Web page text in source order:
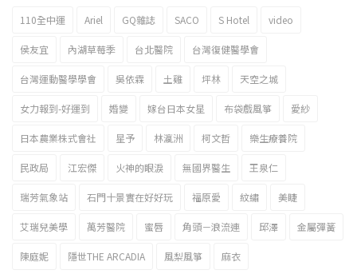
2023新北市北海岸國際風箏節「風在石起」霸氣回歸
110全中運 Ariel GQ雜誌 SACO S Hotel video
侯友宜 內湖草莓季 台北醫院 台灣復健醫學會
台灣運動醫學學會 吳依霖 土雞 坪林 天空之城
女力報到-好運到 婚變 嫁台日本女星 布袋戲風箏 愛紗
日本農業株式會社 星予 林瀛洲 柯文哲 樂生療養院
民政局 江宏傑 火神的眼淚 無國界醫生 王泉仁
瑞芳氣象站 石門十景實在好好玩 福原愛 紋繡 美睫
艾瑞兒美學 萬芳醫院 蜜唇 角頭－浪流連 邱澤 金屬彈簧
陳庭妮 隱世THE ARCADIA 風梨風箏 麻衣